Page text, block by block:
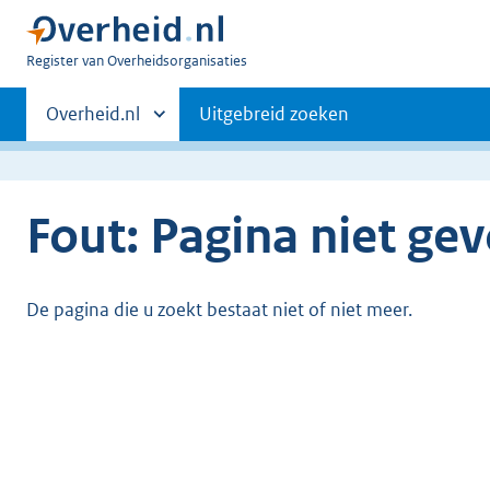
U
Register van Overheidsorganisaties
Primaire
navigatie
Andere
sites
Overheid.nl Uitgebreid zoeken
Fout: Pagina niet
De pagina die u zoekt bestaat niet of niet meer.